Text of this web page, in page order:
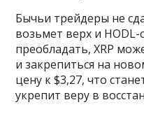
Бычьи трейдеры не
возьмет верх и HODL-
преобладать, XRP
и закрепиться на
цену к $3,27, что
укрепит веру в